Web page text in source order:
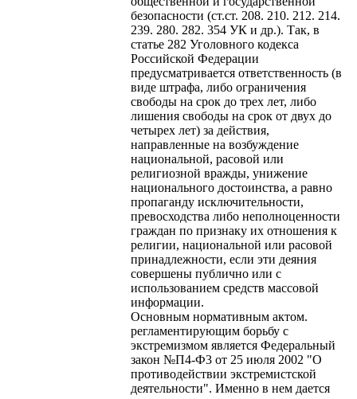
безопасности (ст.ст. 208. 210. 212. 214.
239. 280. 282. 354 УК и др.). Так, в
статье 282 Уголовного кодекса
Российской Федерации
предусматривается ответственность (в
виде штрафа, либо ограничения
свободы на срок до трех лет, либо
лишения свободы на срок от двух до
четырех лет) за действия,
направленные на возбуждение
национальной, расовой или
религиозной вражды, унижение
национального достоинства, а равно
пропаганду исключительности,
превосходства либо неполноценности
граждан по признаку их отношения к
религии, национальной или расовой
принадлежности, если эти деяния
совершены публично или с
использованием средств массовой
информации.
Основным нормативным актом.
регламентирующим борьбу с
экстремизмом является Федеральный
закон №П4-Ф3 от 25 июля 2002 "О
противодействии экстремистской
деятельности". Именно в нем дается